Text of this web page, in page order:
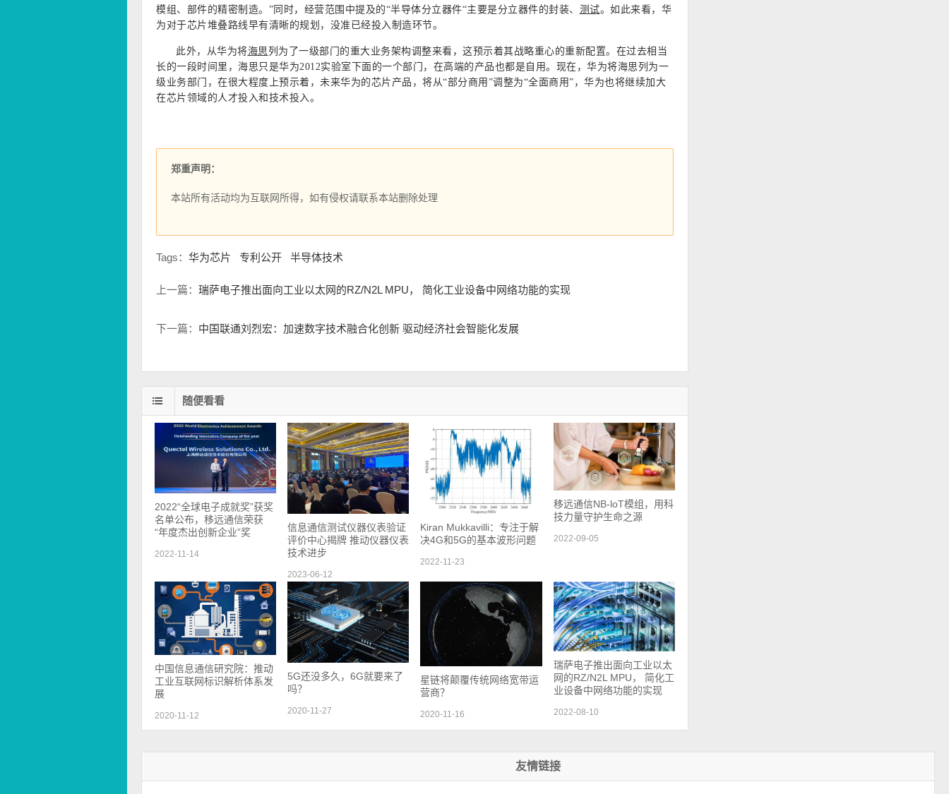
模组、部件的精密制造。”同时，经营范围中提及的“半导体分立器件“主要是分立器件的封装、 测试。如此来看，华
为对于芯片堆叠路线早有清晰的规划，没准已经投入制造环节。
此外，从华为将海思 列为了一级部门的重大业务架构调整来看，这预示着其战略重心的重新配置。在过去相当
长的一段时间里，海思只是华为2012实验室下面的一个部门，在高端的产品也都是自用。现在，华为将海思列为一
级业务部门，在很大程度上预示着，未来华为的芯片产品，将从“部分商用”调整为“全面商用”，华为也将继续加大
在芯片领域的人才投入和技术投入。
郑重声明：
本站所有活动均为互联网所得，如有侵权请联系本站删除处理
Tags： 华为芯片 专利公开 半导体技术
上一篇： 瑞萨电子推出面向工业以太网的RZ/N2L MPU， 简化工业设备中网络功能的实现
下一篇： 中国联通刘烈宏：加速数字技术融合化创新 驱动经济社会智能化发展
随便看看
2022“全球电子成就奖”获奖
名单公布，移远通信荣获
“年度杰出创新企业”奖
2022-11-14
信息通信测试仪器仪表验证
评价中心揭牌 推动仪器仪表
技术进步
2023-06-12
Kiran Mukkavilli：专注于解
决4G和5G的基本波形问题
2022-11-23
移远通信NB-loT模组，用科
技力量守护生命之源
2022-09-05
中国信息通信研究院：推动
工业互联网标识解析体系发
展
2020-11-12
5G还没多久，6G就要来了
吗？
2020-11-27
星链将颠覆传统网络宽带运
营商？
2020-11-16
瑞萨电子推出面向工业以太
网的RZ/N2L MPU， 简化工
业设备中网络功能的实现
2022-08-10
友情链接